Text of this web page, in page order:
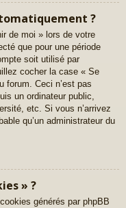
?
de moi » lors de votre
que pour une période
soit utilisé par
cocher la case « Se
forum. Ceci n’est pas
un ordinateur public,
etc. Si vous n’arrivez
qu’un administrateur du
» ?
générés par phpBB